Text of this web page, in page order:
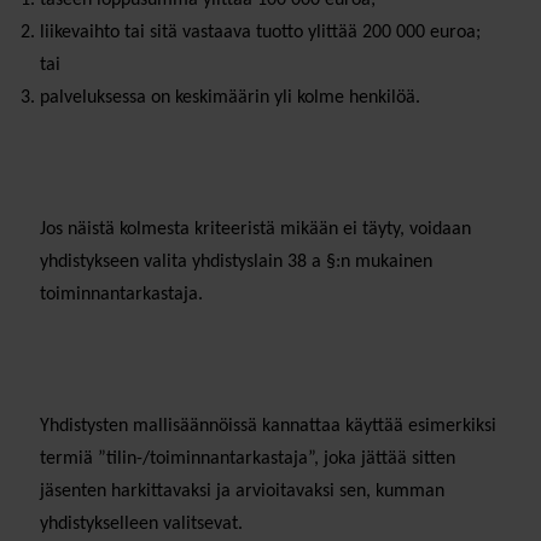
liikevaihto tai sitä vastaava tuotto ylittää 200 000 euroa;
tai
palveluksessa on keskimäärin yli kolme henkilöä.
Jos näistä kolmesta kriteeristä mikään ei täyty, voidaan
yhdistykseen valita yhdistyslain 38 a §:n mukainen
toiminnantarkastaja.
Yhdistysten mallisäännöissä kannattaa käyttää esimerkiksi
termiä ”tilin-/toiminnantarkastaja”, joka jättää sitten
jäsenten harkittavaksi ja arvioitavaksi sen, kumman
yhdistykselleen valitsevat.